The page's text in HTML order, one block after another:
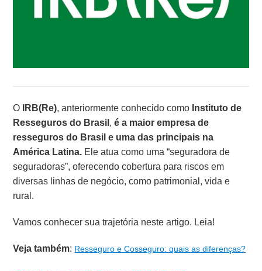
O IRB(Re), anteriormente conhecido como Instituto de
Resseguros do Brasil,é a maior empresa de
resseguros do Brasil e uma das principais na
América Latina. Ele atua como uma “seguradora de
seguradoras”, oferecendo cobertura para riscos em
diversas linhas de negócio, como patrimonial, vida e
rural.
Vamos conhecer sua trajetória neste artigo. Leia!
Veja também: Resseguro e Cosseguro: quais as diferenças?